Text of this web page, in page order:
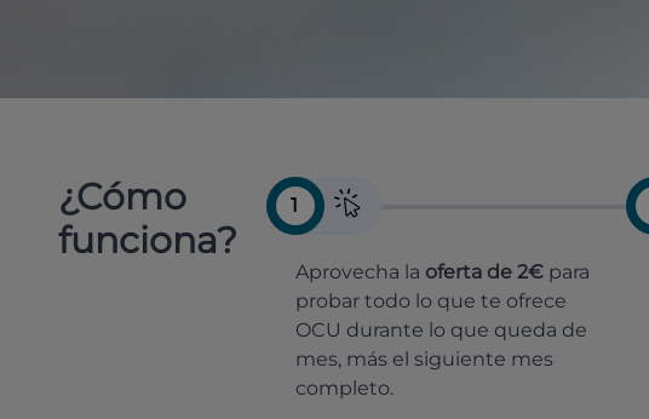
¿Cómo
funciona?
1
Aprovecha la oferta de 2€ para
probar todo lo que te ofrece
OCU durante lo que queda de
mes, más el siguiente mes
completo.